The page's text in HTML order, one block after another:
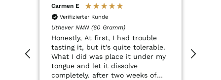
Carmen E
Verifizierter Kunde
Uthever NMN (60 Gramm)
Honestly, At first, I had trouble
tasting it, but it's quite tolerable.
What I did was place it under my
tongue and let it dissolve
completely. after two weeks of